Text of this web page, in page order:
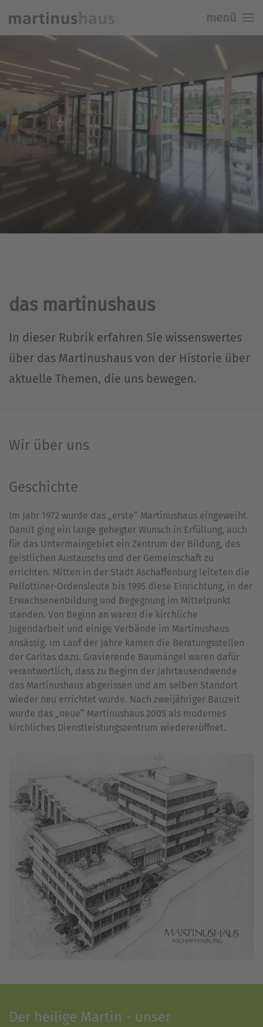
Skip to main content
menü
das martinushaus
In dieser Rubrik erfahren Sie wissenswertes
über das Martinushaus von der Historie über
aktuelle Themen, die uns bewegen.
Wir über uns
Geschichte
Im Jahr 1972 wurde das „erste“ Martinushaus eingeweiht.
Damit ging ein lange gehegter Wunsch in Erfüllung, auch
für das Untermaingebiet ein Zentrum der Bildung, des
geistlichen Austauschs und der Gemeinschaft zu
errichten. Mitten in der Stadt Aschaffenburg leiteten die
Pallottiner-Ordensleute bis 1995 diese Einrichtung, in der
Erwachsenenbildung und Begegnung im Mittelpunkt
standen. Von Beginn an waren die kirchliche
Jugendarbeit und einige Verbände im Martinushaus
ansässig. Im Lauf der Jahre kamen die Beratungsstellen
der Caritas dazu. Gravierende Baumängel waren dafür
verantwortlich, dass zu Beginn der Jahrtausendwende
das Martinushaus abgerissen und am selben Standort
wieder neu errichtet wurde. Nach zweijähriger Bauzeit
wurde das „neue“ Martinushaus 2005 als modernes
kirchliches Dienstleistungszentrum wiedereröffnet.
Der heilige Martin - unser